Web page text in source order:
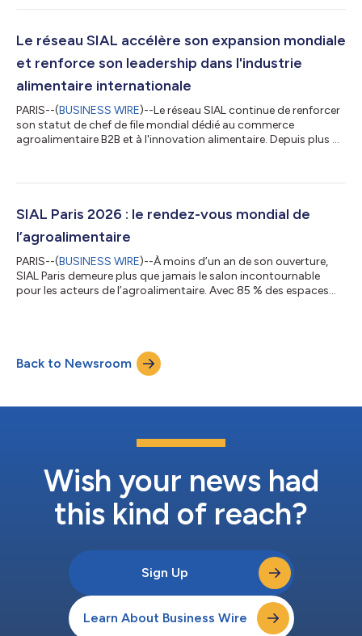
personnalisée, fonctionnelle et expérientielle, dans un contexte
environnementaux. Les 10 insights clés de l’alimentation en
Le réseau SIAL accélère son expansion mondiale
et renforce son leadership dans l'industrie
alimentaire internationale
PARIS--(BUSINESS WIRE)--Le réseau SIAL continue de renforcer
son statut de chef de file mondial dédié au commerce
agroalimentaire B2B et à l'innovation alimentaire. Depuis plus de
et en facilitant le commerce à travers les continents.
et plus de 700 000 professionnels dans le monde entier à
SIAL Paris 2026 : le rendez-vous mondial de
l’agroalimentaire
PARIS--(BUSINESS WIRE)--À moins d’un an de son ouverture,
SIAL Paris demeure plus que jamais le salon incontournable
pour les acteurs de l’agroalimentaire. Avec 85 % des espaces
sur 280 000 m² d’exposition, couvrant l’ensemble des secteurs
de l’industrie agroalimentaire. L’innovation au cœur des enjeux
Back to Newsroom
Wish your news had
this kind of reach?
Sign Up
Learn About Business Wire